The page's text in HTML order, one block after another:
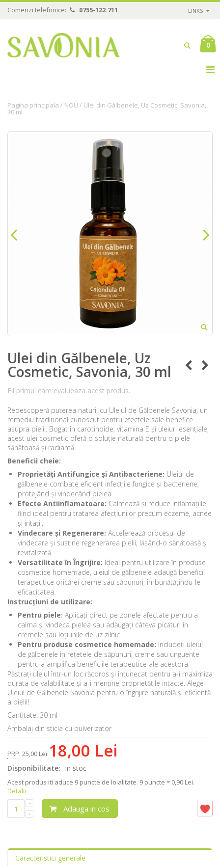
Comenzi telefonice: 0755-122.711 LINKS
0
Pagina principala / NOU / Ulei din Gălbenele, Uz Cosmetic, Savonia,
30 ml
Ulei din Gălbenele, Uz
Cosmetic, Savonia, 30 ml
Fii primul care evalueaza acest produs.
Redescoperă puterea naturii cu Uleiul de Gălbenele Savonia, un
remediu tradițional cunoscut pentru efectele sale benefice
asupra pielii. Bogat în carotinoide, vitamina E și uleiuri esențiale,
acest ulei cosmetic oferă o soluție naturală pentru o piele
sănătoasă și radiantă.
Beneficii cheie:
Proprietăți Antifungice și Antibacteriene: Uleiul de
gălbenele combate eficient infecțiile fungice și bacteriene,
protejând și vindecând pielea.
Efecte Antiinflamatoare: Calmează și reduce inflamațiile,
fiind ideal pentru tratarea afecțiunilor precum eczeme, acnee
și iritații.
Vindecare și Regenerare: Accelerează procesul de
vindecare și susține regenerarea pielii, lăsând-o sănătoasă și
revitalizată.
Versatilitate în Îngrijire: Ideal pentru utilizare în produse
cosmetice homemade, uleiul de gălbenele adaugă beneficii
terapeutice oricărei creme sau săpunuri, îmbunătățindu-le
eficacitatea.
Instrucțiuni de utilizare:
Pentru piele: Aplicați direct pe zonele afectate pentru a
calma și vindeca pielea sau adăugați câteva picături în
cremele sau loțiunile de uz zilnic.
Pentru produse cosmetice homemade: Includeți uleiul
de gălbenele în rețetele de săpunuri, creme sau unguente
pentru a amplifica beneficiile terapeutice ale acestora.
Păstrați uleiul într-un loc răcoros și întunecat pentru a-i maximiza
durata de valabilitate și a-i menține proprietățile intacte. Alege
Uleiul de Gălbenele Savonia pentru o îngrijire naturală și eficientă
a pielii!
Cantitate: 30 ml
Ambalaj din sticla cu pulverizator
PRP: 25,00 Lei 18,00 Lei
Disponibilitate: In stoc
Acest produs iti aduce 9 puncte de loialitate. 9 puncte = 0,90 Lei.
Detalii
Adauga in cos
Caracteristici generale